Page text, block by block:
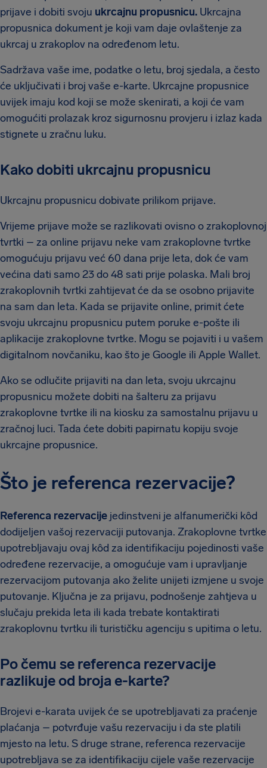
prijave i dobiti svoju ukrcajnu propusnicu. Ukrcajna
propusnica dokument je koji vam daje ovlaštenje za
ukrcaj u zrakoplov na određenom letu.
Sadržava vaše ime, podatke o letu, broj sjedala, a često
će uključivati i broj vaše e-karte. Ukrcajne propusnice
uvijek imaju kod koji se može skenirati, a koji će vam
omogućiti prolazak kroz sigurnosnu provjeru i izlaz kada
stignete u zračnu luku.
Kako dobiti ukrcajnu propusnicu
Ukrcajnu propusnicu dobivate prilikom prijave.
Vrijeme prijave može se razlikovati ovisno o zrakoplovnoj
tvrtki – za online prijavu neke vam zrakoplovne tvrtke
omogućuju prijavu već 60 dana prije leta, dok će vam
većina dati samo 23 do 48 sati prije polaska. Mali broj
zrakoplovnih tvrtki zahtijevat će da se osobno prijavite
na sam dan leta. Kada se prijavite online, primit ćete
svoju ukrcajnu propusnicu putem poruke e-pošte ili
aplikacije zrakoplovne tvrtke. Mogu se pojaviti i u vašem
digitalnom novčaniku, kao što je Google ili Apple Wallet.
Ako se odlučite prijaviti na dan leta, svoju ukrcajnu
propusnicu možete dobiti na šalteru za prijavu
zrakoplovne tvrtke ili na kiosku za samostalnu prijavu u
zračnoj luci. Tada ćete dobiti papirnatu kopiju svoje
ukrcajne propusnice.
Što je referenca rezervacije?
Referenca rezervacije jedinstveni je alfanumerički kôd
dodijeljen vašoj rezervaciji putovanja. Zrakoplovne tvrtke
upotrebljavaju ovaj kôd za identifikaciju pojedinosti vaše
određene rezervacije, a omogućuje vam i upravljanje
rezervacijom putovanja ako želite unijeti izmjene u svoje
putovanje. Ključna je za prijavu, podnošenje zahtjeva u
slučaju prekida leta ili kada trebate kontaktirati
zrakoplovnu tvrtku ili turističku agenciju s upitima o letu.
Po čemu se referenca rezervacije
razlikuje od broja e-karte?
Brojevi e-karata uvijek će se upotrebljavati za praćenje
plaćanja – potvrđuje vašu rezervaciju i da ste platili
mjesto na letu. S druge strane, referenca rezervacije
upotrebljava se za identifikaciju cijele vaše rezervacije